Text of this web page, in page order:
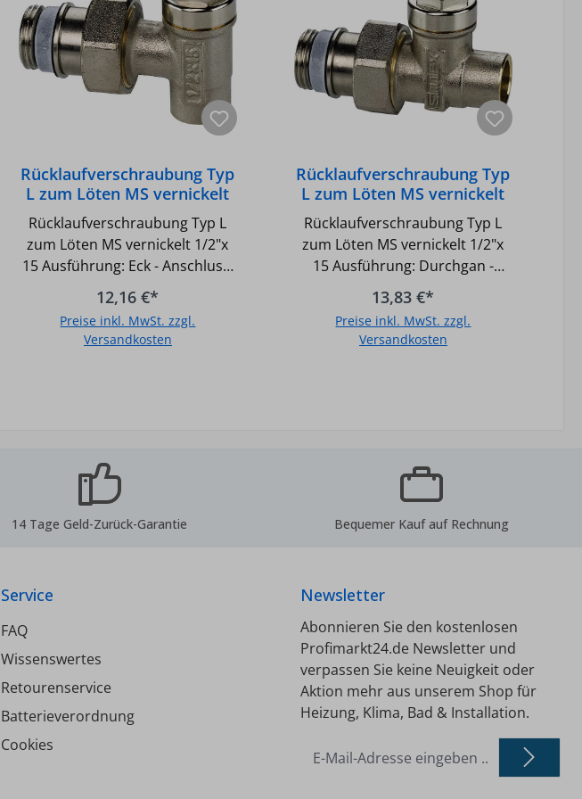
Klemmringverschraubung
Messing vernickelt
Rücklaufverschraubung Typ
L zum Löten MS vernickelt
1/2"x 15 Ausführung: Eck
Rücklaufverschraubung Typ L
zum Löten MS vernickelt 1/2"x
15 Ausführung: Eck - Anschluss:
Gewinde DN 15 (1/2) x d 15 mm,
- Absperrbar - Regulierbar -
Druck max.: 10 bar - Temperatur
max.: 110GradC (130GradC
12,16 €*
Preise inkl. MwSt. zzgl.
Versandkosten
Rücklaufverschraubung Typ
L zum Löten MS vernickelt
1/2"x 15
Ausführung:Durchgan
Rücklaufverschraubung Typ L
zum Löten MS vernickelt 1/2"x
15 Ausführung: Durchgan -
Anschluss: Gewinde DN 15 (1/2)
x d 15 mm, - Absperrbar -
Regulierbar - Druck max.: 10 bar
- Temperatur max.: 110GradC
13,83 €*
Preise inkl. MwSt. zzgl.
Versandkosten
14 Tage Geld-Zurück-Garantie Bequemer Kauf auf Rechnung
Service
FAQ
Wissenswertes
Retourenservice
Batterieverordnung
Cookies
Newsletter
Abonnieren Sie den kostenlosen
Profimarkt24.de Newsletter und
verpassen Sie keine Neuigkeit oder
Aktion mehr aus unserem Shop für
Heizung, Klima, Bad & Installation.
Mail-